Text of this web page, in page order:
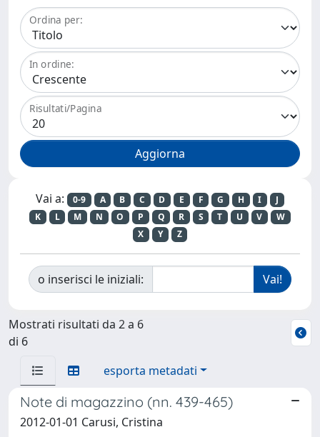
Ordina per:
In ordine:
Risultati/Pagina
Vai a: 0-9 A B C D E F G H I
J
K
L M N O P Q R S T U V
W
X
Y Z
o inserisci le iniziali:
Mostrati risultati da 2 a 6
di 6
esporta metadati
Note di magazzino (nn. 439-465)
2012-01-01 Carusi, Cristina